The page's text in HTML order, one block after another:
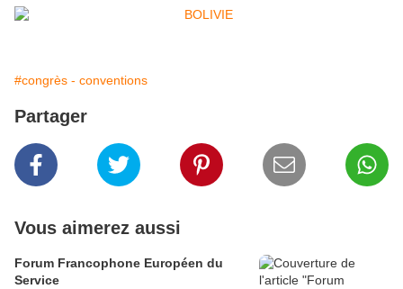
#congrès - conventions
Partager
Vous aimerez aussi
Forum Francophone Européen du
Service